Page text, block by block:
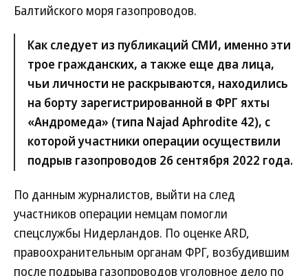
Балтийского моря газопроводов.
Как следует из публикаций СМИ, именно эти
трое гражданских, а также еще два лица,
чьи личности не раскрываются, находились
на борту зарегистрированной в ФРГ яхты
«Андромеда» (типа Najad Aphrodite 42), с
которой участники операции осуществили
подрыв газопроводов 26 сентября 2022 года.
По данным журналистов, выйти на след
участников операции немцам помогли
спецслужбы Нидерландов. По оценке ARD,
правоохранительным органам ФРГ, возбудившим
после подрыва газопроводов уголовное дело по